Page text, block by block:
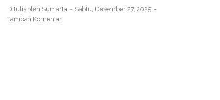
Ditulis oleh Sumarta
Sabtu, Desember 27, 2025
Tambah Komentar